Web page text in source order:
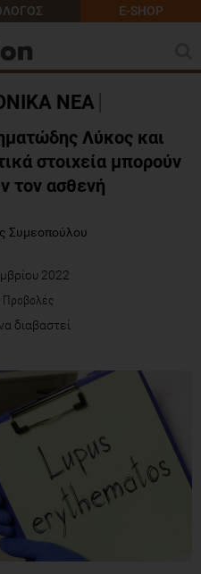
E-SHOP
ΝΕΑ
Λύκος και
στοιχεία μπορούν
τον ασθενή
Συμεοπούλου
2022
Προβολές
διαβαστεί